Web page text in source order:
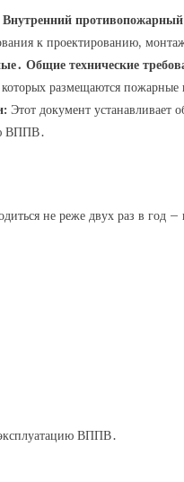
к проектированию,
технические
размещаются пожарные
Этот документ устанавливает
ВППВ․
не реже двух раз в год –
ВППВ․